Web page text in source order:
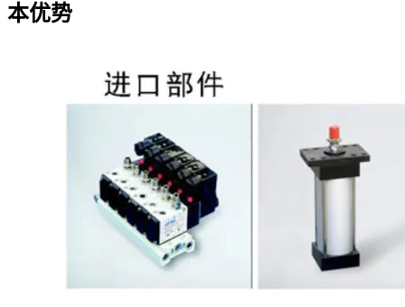
本优势